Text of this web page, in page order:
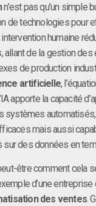
n’est pas qu’un simple
de technologies pour
humaine
allant de la gestion des
de production
artificielle,
apporte la capacité
systèmes
mais aussi
des données en
être comment cela
d’une entreprise
des ventes.